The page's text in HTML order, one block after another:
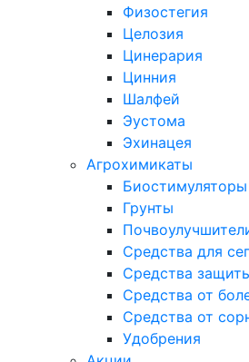
Физостегия
Целозия
Цинерария
Цинния
Шалфей
Эустома
Эхинацея
Агрохимикаты
Биостимуляторы
Грунты
Средства для
Средства
Средства от
Средства от
Удобрения